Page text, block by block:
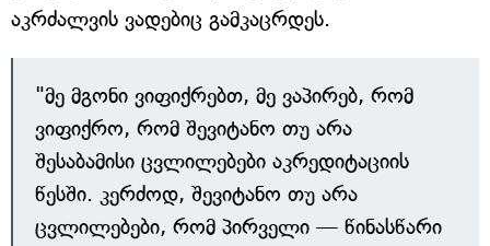
აკრძალვის ვადებიც გამკაცრდეს.
"მე მგონი ვიფიქრებთ, მე ვაპირებ, რომ
ვიფიქრო, რომ შევიტანო თუ არა
შესაბამისი ცვლილებები აკრედიტაციის
წესში. კერძოდ, შევიტანო თუ არა
ცვლილებები, რომ პირველი — წინასწარი